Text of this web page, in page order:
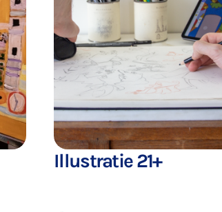
Illustratie 21+